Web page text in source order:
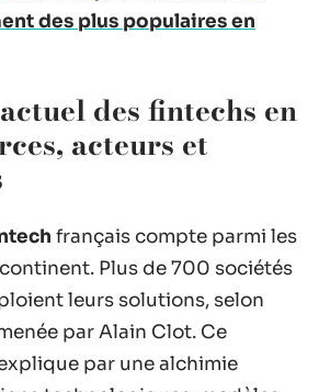
des plus populaires en
des fintechs en
acteurs et
français compte parmi les
Plus de 700 sociétés
leurs solutions, selon
par Alain Clot. Ce
par une alchimie